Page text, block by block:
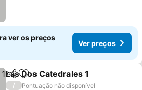
ver os preços
Ver preços
PartilharAdicionar aos favoritos
Las Dos Catedrales 1
/
Pontuação não disponível